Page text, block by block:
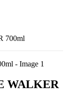
700ml
WALKER